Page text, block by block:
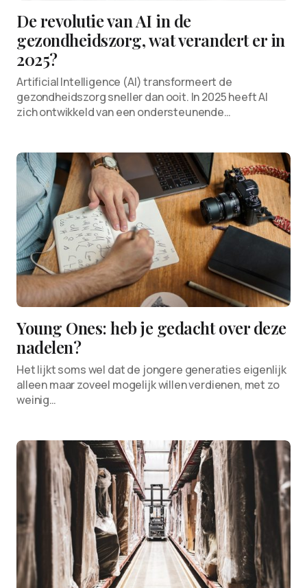
De revolutie van AI in de
gezondheidszorg, wat verandert er in
2025?
Artificial Intelligence (AI) transformeert de
gezondheidszorg sneller dan ooit. In 2025 heeft AI
zich ontwikkeld van een ondersteunende…
Young Ones: heb je gedacht over deze
nadelen?
Het lijkt soms wel dat de jongere generaties eigenlijk
alleen maar zoveel mogelijk willen verdienen, met zo
weinig…